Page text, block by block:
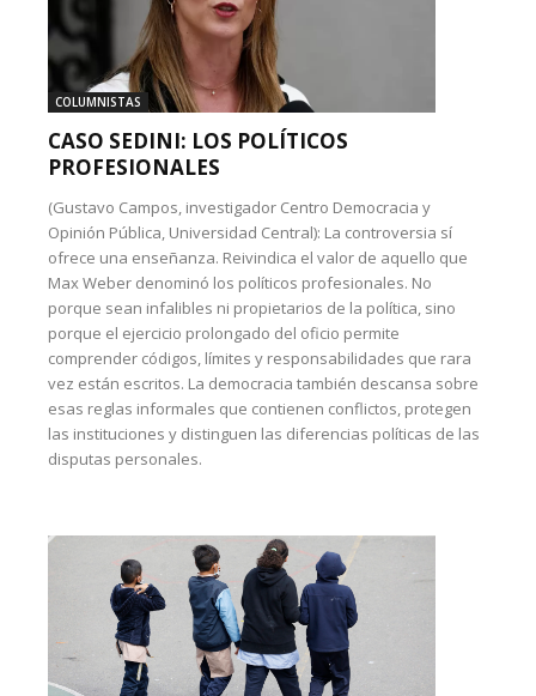
COLUMNISTAS
CASO SEDINI: LOS POLÍTICOS
PROFESIONALES
(Gustavo Campos, investigador Centro Democracia y
Opinión Pública, Universidad Central): La controversia sí
ofrece una enseñanza. Reivindica el valor de aquello que
Max Weber denominó los políticos profesionales. No
porque sean infalibles ni propietarios de la política, sino
porque el ejercicio prolongado del oficio permite
comprender códigos, límites y responsabilidades que rara
vez están escritos. La democracia también descansa sobre
esas reglas informales que contienen conflictos, protegen
las instituciones y distinguen las diferencias políticas de las
disputas personales.